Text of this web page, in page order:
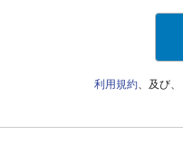
利用規約、及び、